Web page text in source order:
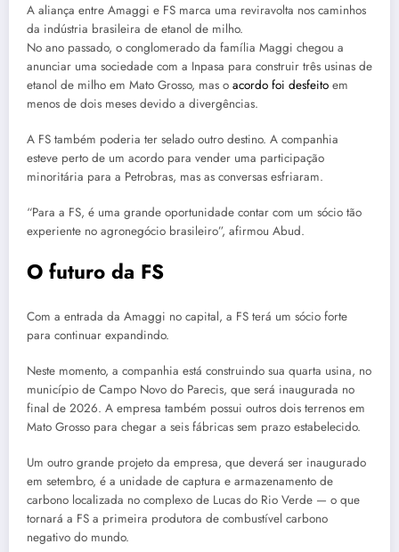
A aliança entre Amaggi e FS marca uma reviravolta nos caminhos
da indústria brasileira de etanol de milho.
No ano passado, o conglomerado da família Maggi chegou a
anunciar uma sociedade com a Inpasa para construir três usinas de
etanol de milho em Mato Grosso, mas o acordo foi desfeito em
menos de dois meses devido a divergências.
A FS também poderia ter selado outro destino. A companhia
esteve perto de um acordo para vender uma participação
minoritária para a Petrobras, mas as conversas esfriaram.
“Para a FS, é uma grande oportunidade contar com um sócio tão
experiente no agronegócio brasileiro”, afirmou Abud.
O futuro da FS
Com a entrada da Amaggi no capital, a FS terá um sócio forte
para continuar expandindo.
Neste momento, a companhia está construindo sua quarta usina, no
município de Campo Novo do Parecis, que será inaugurada no
final de 2026. A empresa também possui outros dois terrenos em
Mato Grosso para chegar a seis fábricas sem prazo estabelecido.
Um outro grande projeto da empresa, que deverá ser inaugurado
em setembro, é a unidade de captura e armazenamento de
carbono localizada no complexo de Lucas do Rio Verde — o que
tornará a FS a primeira produtora de combustível carbono
negativo do mundo.